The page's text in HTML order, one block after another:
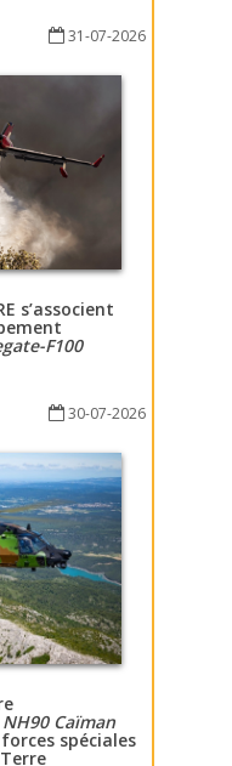
31-07-2026
s’associent
F100
30-07-2026
NH90 Caïman
spéciales